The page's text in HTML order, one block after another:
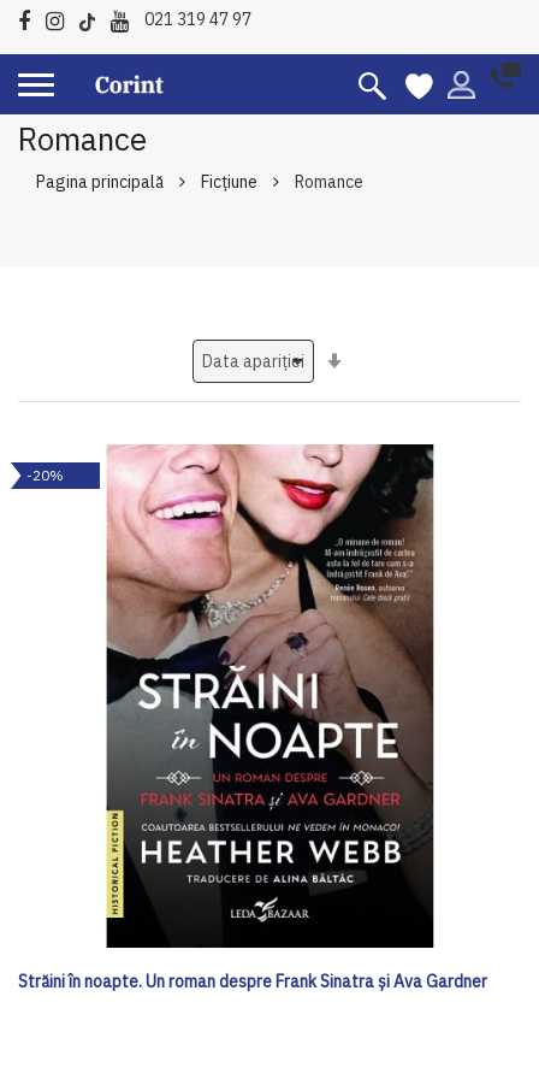
021 319 47 97
Romance
Pagina principală Ficțiune Romance
-20%
Străini în noapte. Un roman despre Frank Sinatra și Ava Gardner